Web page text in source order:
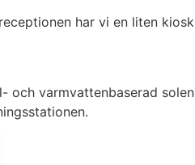
har vi en liten
och varmvattenbaserad